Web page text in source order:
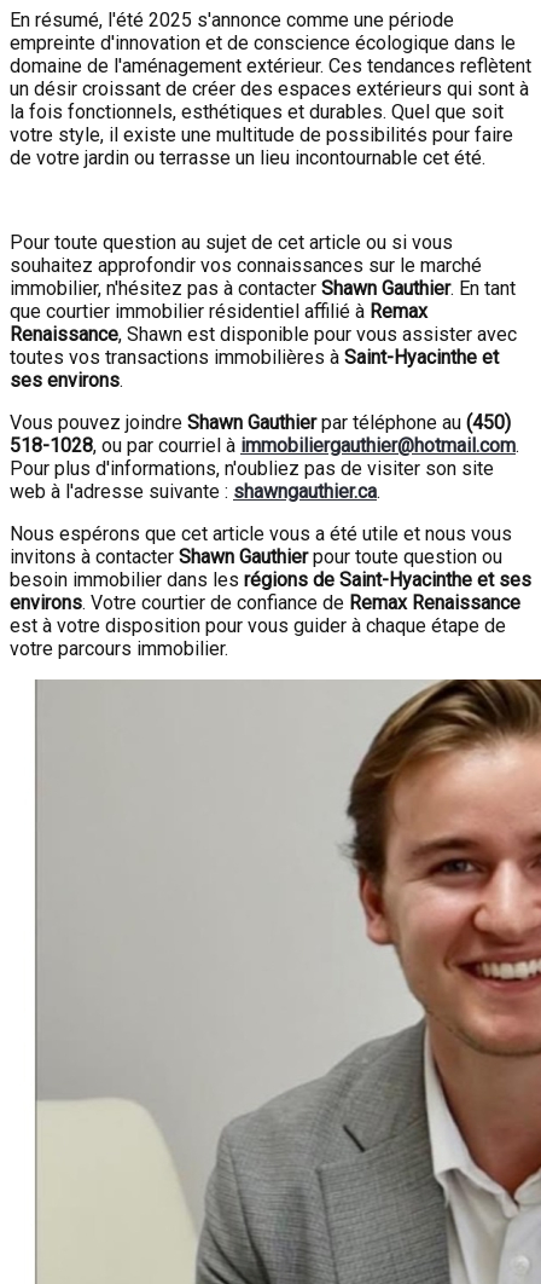
En résumé, l'été 2025 s'annonce comme une période
empreinte d'innovation et de conscience écologique dans le
domaine de l'aménagement extérieur. Ces tendances reflètent
un désir croissant de créer des espaces extérieurs qui sont à
la fois fonctionnels, esthétiques et durables. Quel que soit
votre style, il existe une multitude de possibilités pour faire
de votre jardin ou terrasse un lieu incontournable cet été.
Pour toute question au sujet de cet article ou si vous
souhaitez approfondir vos connaissances sur le marché
immobilier, n'hésitez pas à contacter Shawn Gauthier. En tant
que courtier immobilier résidentiel affilié à Remax
Renaissance, Shawn est disponible pour vous assister avec
toutes vos transactions immobilières à Saint-Hyacinthe et
ses environs.
Vous pouvez joindre Shawn Gauthierpar téléphone au (450)
518-1028, ou par courriel à immobiliergauthier@hotmail.com.
Pour plus d'informations, n'oubliez pas de visiter son site
web à l'adresse suivante : shawngauthier.ca.
Nous espérons que cet article vous a été utile et nous vous
invitons à contacter Shawn Gauthierpour toute question ou
besoin immobilier dans les régions de Saint-Hyacinthe et ses
environs. Votre courtier de confiance de Remax Renaissance
est à votre disposition pour vous guider à chaque étape de
votre parcours immobilier.